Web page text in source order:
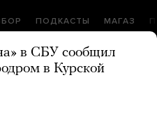
ПОДКАСТЫ МАГАЗ
в СБУ сообщил
в Курской